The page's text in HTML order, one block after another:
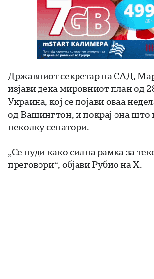
Државниот секретар на САД,
изјави дека мировниот план од
Украина, кој се појави оваа
од Вашингтон, и покрај она што
неколку сенатори.
„Се нуди како силна рамка за
преговори“, објави Рубио на X.